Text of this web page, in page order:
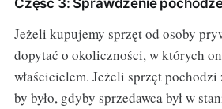
Część 3: Sprawdzenie
Jeżeli kupujemy sprzęt od osoby
dopytać o okoliczności, w których
właścicielem. Jeżeli sprzęt
by było, gdyby sprzedawca był w